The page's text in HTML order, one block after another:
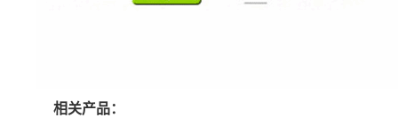
相关产品：